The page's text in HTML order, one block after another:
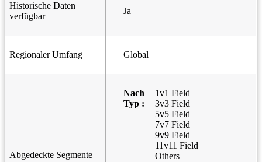
Historische Daten
verfügbar
Ja
Regionaler Umfang Global
Abgedeckte Segmente
Nach
Typ :
1v1 Field
3v3 Field
5v5 Field
7v7 Field
9v9 Field
11v11 Field
Others